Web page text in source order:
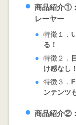
商品紹介①
レーヤー
特徴１．
る！
特徴２．
け感なし！
特徴３．
ンテンツ
商品紹介②